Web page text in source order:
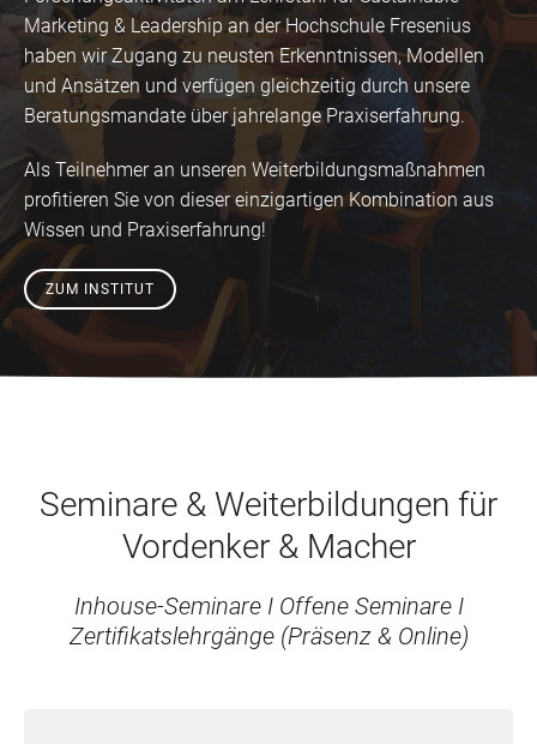
Marketing & Leadership an der Hochschule Fresenius
haben wir Zugang zu neusten Erkenntnissen, Modellen
und Ansätzen und verfügen gleichzeitig durch unsere
Beratungsmandate über jahrelange Praxiserfahrung.
Als Teilnehmer an unseren Weiterbildungsmaßnahmen
profitieren Sie von dieser einzigartigen Kombination aus
Wissen und Praxiserfahrung!
ZUM INSTITUT
Seminare & Weiterbildungen für
Vordenker & Macher
Inhouse-Seminare I Offene Seminare I
Zertifikatslehrgänge (Präsenz & Online)